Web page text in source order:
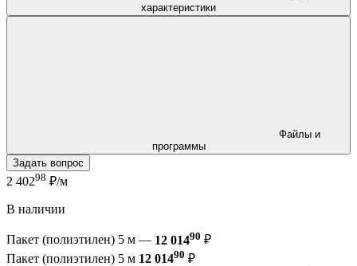
характеристики
программы
Задать вопрос
2 40298 ₽/м
В наличии
Пакет (полиэтилен) 5 м — 12 01490 ₽
Пакет (полиэтилен) 5 м 12 01490 ₽